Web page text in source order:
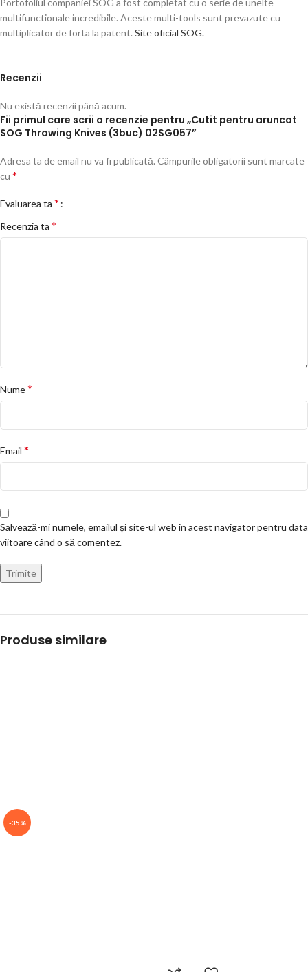
Portofoliul companiei SOG a fost completat cu o serie de unelte
multifunctionale incredibile. Aceste multi-tools sunt prevazute cu
multiplicator de forta la patent. Site oficial SOG.
Recenzii
Nu există recenzii până acum.
Fii primul care scrii o recenzie pentru „Cutit pentru aruncat
SOG Throwing Knives (3buc) 02SG057”
Adresa ta de email nu va fi publicată. Câmpurile obligatorii sunt marcate
cu *
Evaluarea ta *
Recenzia ta *
Nume*
Email *
Salvează-mi numele, emailul și site-ul web în acest navigator pentru data
viitoare când o să comentez.
Produse similare
-35%